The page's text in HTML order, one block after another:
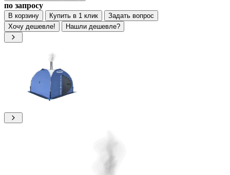
по запросу
В корзину Купить в 1 клик
Задать вопрос
Хочу дешевле!
Нашли дешевле?